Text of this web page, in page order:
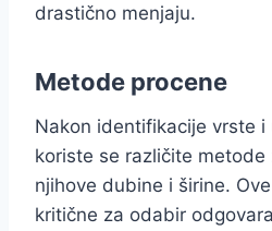
drastično menjaju.
Metode procene
Nakon identifikacije vrste i
koriste se različite
njihove dubine i širine.
kritične za odabir